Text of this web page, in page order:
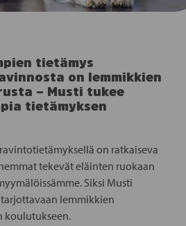
tietämys
on lemmikkien
– Musti tukee
tietämyksen
on ratkaiseva
tekevät eläinten ruokaan
Siksi Musti
lemmikkien
koulutukseen.